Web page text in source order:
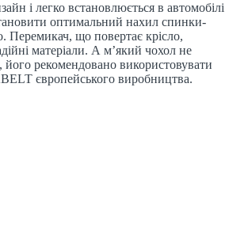
і легко встановлюється в автомобілі
оптимальний нахил спинки-
Перемикач, що повертає крісло,
матеріали. А м’який чохол не
його рекомендовано використовувати
європейського виробництва.